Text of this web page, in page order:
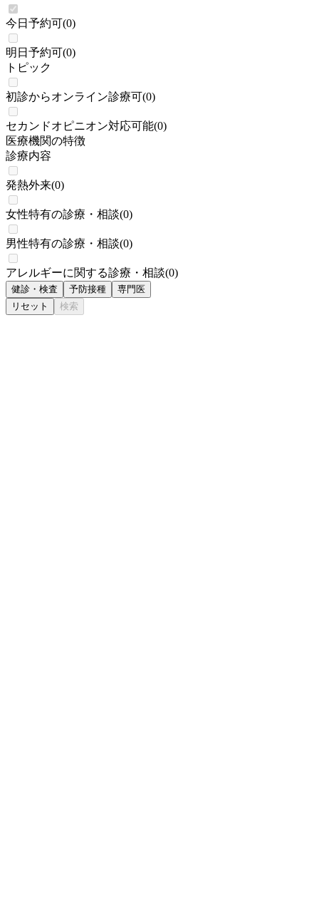
今日予約可(0)
明日予約可(0)
トピック
初診からオンライン診療可(0)
セカンドオピニオン対応可能(0)
医療機関の特徴
診療内容
発熱外来(0)
女性特有の診療・相談(0)
男性特有の診療・相談(0)
アレルギーに関する診療・相談(0)
健診・検査 予防接種
専門医
リセット
検索